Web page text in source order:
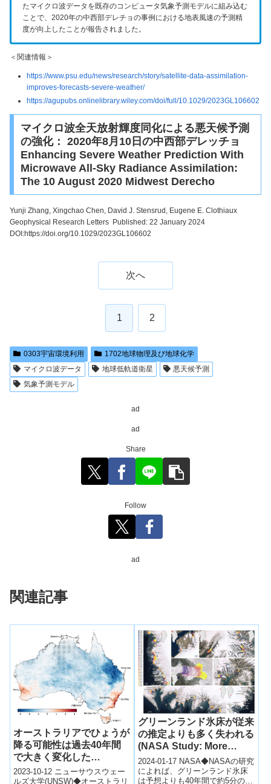
たマイクロ波データを既存のコンピュータ気象予測モデルに組み込む
ことで、2020年の中西部デレチョの事例における地表風速の予測精
度が向上したことが報告されました。
＜関連情報＞
https://www.psu.edu/news/research/story/satellite-data-assimilation-
improves-forecasts-severe-weather/
https://agupubs.onlinelibrary.wiley.com/doi/full/10.1029/2023GL106602
マイクロ波全天放射輝度同化による悪天候予測
の強化： 2020年8月10日の中西部デレッチョ
Enhancing Severe Weather Prediction With
Microwave All-Sky Radiance Assimilation:
The 10 August 2020 Midwest Derecho
Yunji Zhang , Xingchao Chen, David J. Stensrud, Eugene E. Clothiaux
Geophysical Research Letters Published: 22 January 2024
DOI:https://doi.org/10.1029/2023GL106602
次へ
1 2
0303宇宙環境利用
1702地球物理及び地球化学
マイクロ波データ
地球低軌道衛星
悪天候予測
気象予測モデル
ad
ad
Share
Follow
ad
関連記事
オーストラリアでひょうが
降る可能性は過去40年間
で大きく変化した
(Likelihood of hail in
Australia has changed
2023-10-12 ニューサウスウェー
ルズ大学(UNSW)◆オーストラリ
グリーンランド氷床が従来
の推定よりも多く失われる
(NASA Study: More
Greenland Ice Lost Than
Previously Estimated)
2024-01-17 NASA◆NASAの研究
によれば、グリーンランド氷床
は予想よりも40年間で約5分の1